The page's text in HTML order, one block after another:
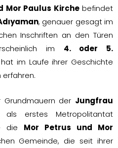
Mor Paulus Kirchebefindet
, genauer gesagt im
Inschriften an den Türen
im 4. oder 5.
im Laufe ihrer Geschichte
erfahren.
der Jungfrau
als erstes Metropolitantat
die Mor Petrus und Mor
Gemeinde, die seit ihrer